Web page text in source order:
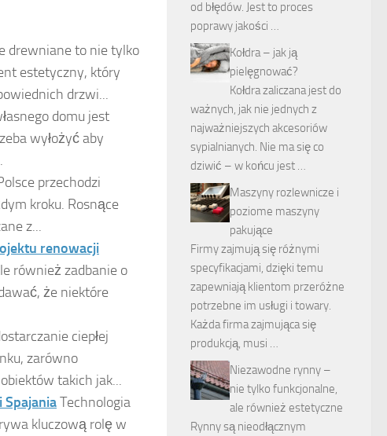
drewniane to nie tylko
estetyczny, który
drzwi...
domu jest
wyłożyć aby
przechodzi
kroku. Rosnące
z...
renowacji
również zadbanie o
że niektóre
ciepłej
zarówno
takich jak...
SpajaniaTechnologia
kluczową rolę w
od błędów. Jest to proces
poprawy jakości …
Kołdra – jak ją
pielęgnować?
Kołdra zaliczana jest do
ważnych, jak nie jednych z
najważniejszych akcesoriów
sypialnianych. Nie ma się co
dziwić – w końcu jest …
Maszyny rozlewnicze i
poziome maszyny
pakujące
Firmy zajmują się różnymi
specyfikacjami, dzięki temu
zapewniają klientom przeróżne
potrzebne im usługi i towary.
Każda firma zajmująca się
produkcją, musi …
Niezawodne rynny –
nie tylko funkcjonalne,
ale również estetyczne
Rynny są nieodłącznym